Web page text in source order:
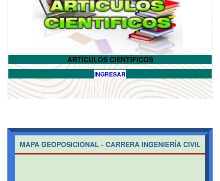
ARTÍCULOS CIENTÍFICOS
INGRESAR
MAPA GEOPOSICIONAL - CARRERA INGENIERÍA CIVIL